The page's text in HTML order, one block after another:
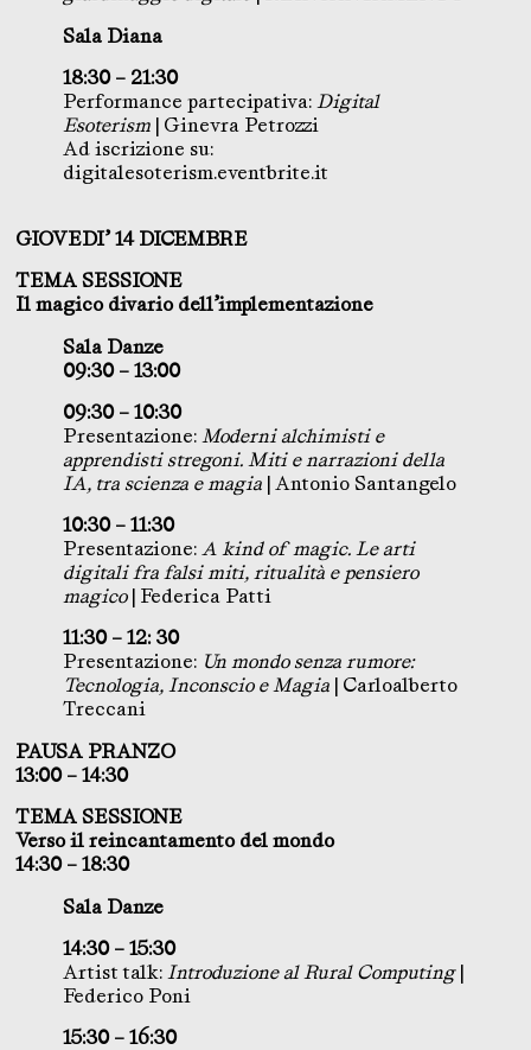
Sala Diana
18:30 – 21:30
Performance partecipativa: Digital
Esoterism | Ginevra Petrozzi
Ad iscrizione su:
digitalesoterism.eventbrite.it
GIOVEDI’ 14 DICEMBRE
TEMA SESSIONE
Il magico divario dell’implementazione
Sala Danze
09:30 – 13:00
09:30 – 10:30
Presentazione: Moderni alchimisti e
apprendisti stregoni. Miti e narrazioni della
IA, tra scienza e magia | Antonio Santangelo
10:30 – 11:30
Presentazione: A kind of magic. Le arti
digitali fra falsi miti, ritualità e pensiero
magico | Federica Patti
11:30 – 12: 30
Presentazione: Un mondo senza rumore:
Tecnologia, Inconscio e Magia | Carloalberto
Treccani
PAUSA PRANZO
13:00 – 14:30
TEMA SESSIONE
Verso il reincantamento del mondo
14:30 – 18:30
Sala Danze
14:30 – 15:30
Artist talk: Introduzione al Rural Computing|
Federico Poni
15:30 – 16:30